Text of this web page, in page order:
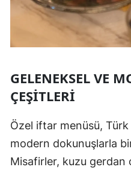
GELENEKSEL VE
ÇEŞITLERI
Özel iftar menüsü, Türk
modern dokunuşlarla
Misafirler, kuzu gerdan